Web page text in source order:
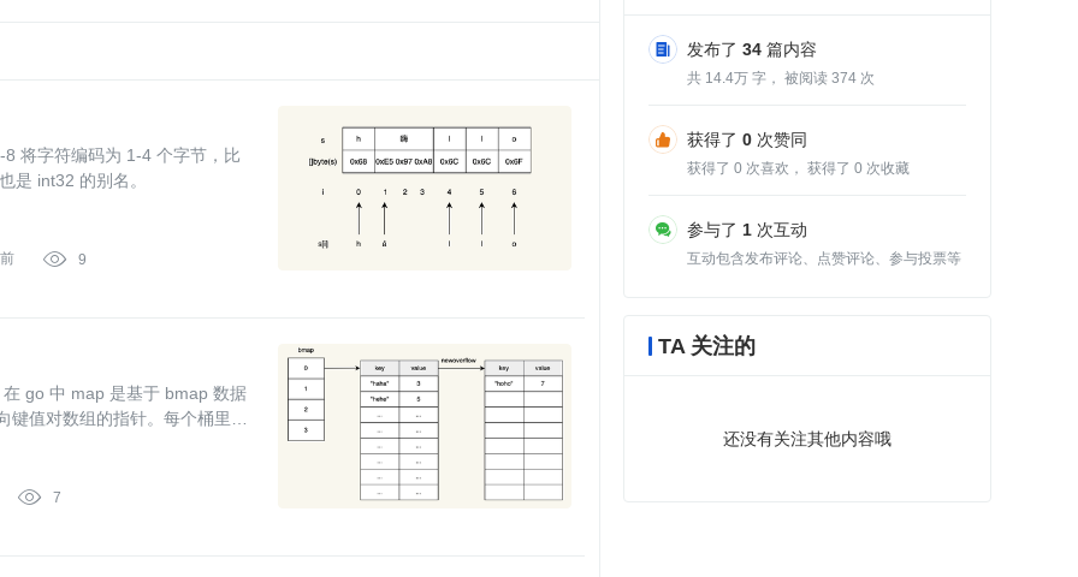
是 int32 的别名。
 9
go 中 map 是基于 bmap 数据
值对数组的指针。每个桶里面
 7
发布了 34 篇内容
共 14.4 字， 被阅读 374 次
获得了 0 次赞同
获得了 0 次喜欢， 获得了 0 次收藏
参与了 1 次互动
互动包含发布评论、点赞评论、参与投票等
TA 关注的
还没有关注其他内容哦